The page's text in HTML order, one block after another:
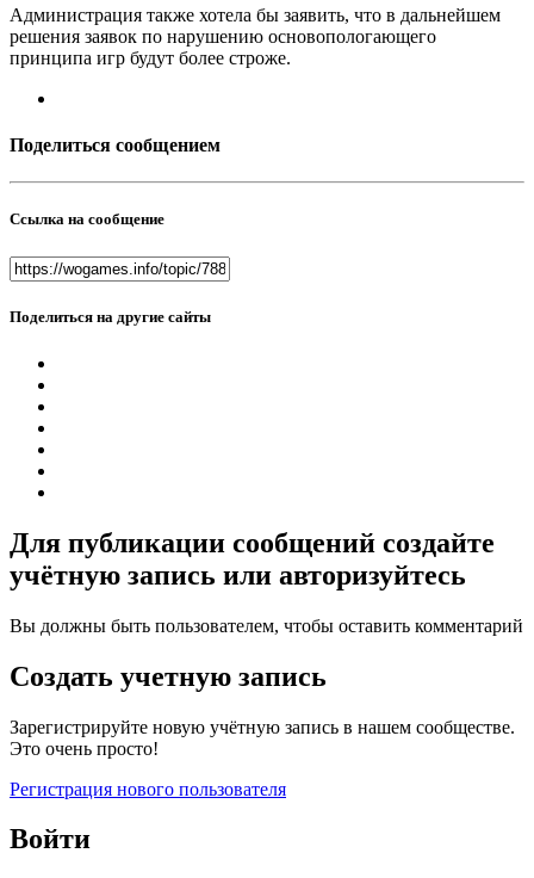
Администрация также хотела бы заявить, что в дальнейшем
решения заявок по нарушению основопологающего
принципа игр будут более строже.
Поделиться сообщением
Ссылка на сообщение
Поделиться на другие сайты
Для публикации сообщений создайте
учётную запись или авторизуйтесь
Вы должны быть пользователем, чтобы оставить комментарий
Создать учетную запись
Зарегистрируйте новую учётную запись в нашем сообществе.
Это очень просто!
Регистрация нового пользователя
Войти